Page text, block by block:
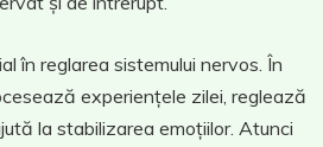
în reglarea sistemului nervos. În
experiențele zilei, reglează
la stabilizarea emoțiilor. Atunci